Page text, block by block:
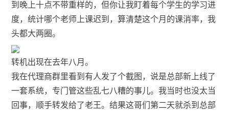
到晚上十点不带重样的，但你让我盯着每个学生的学习进
度，统计哪个老师上课迟到，算清楚这个月的课消率，我
头都大两圈。
转机出现在去年八月。
我在代理商群里看到有人发了个截图，说是总部新上线了
一套系统，专门管这些乱七八糟的事儿。我当时也没太当
回事，顺手转发给了老王。结果这哥们第二天就杀到总部